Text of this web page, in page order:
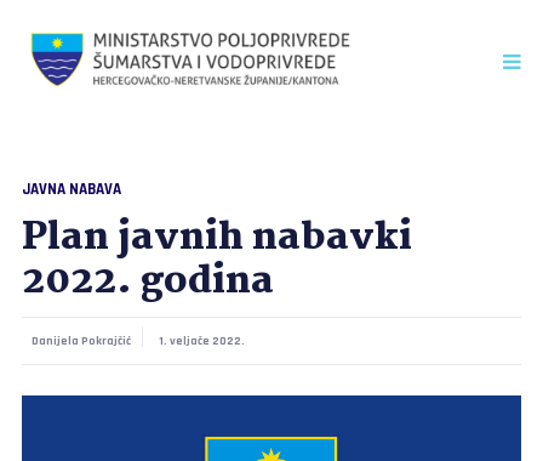
JAVNA NABAVA
Plan javnih nabavki
2022. godina
Danijela Pokrajčić 1. veljače 2022.